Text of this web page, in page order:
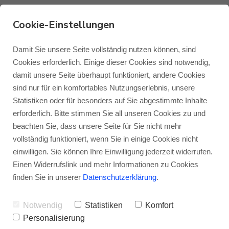
Monitor Audio
Monitor Audio Custom Install
Roksan
Blok
Blog Monitor Audio
Blog Roksan
Blog Blok
Blok STAX 2G 220
Ordentlich Platz für große Elektronik–
Das Modul Blok Stax 2G 220 ist das große
Modul aus der Stax 2G-Serie und bietet
eine nutzbare Fachhöhe von 22
Zentimetern und 48 Zentimeter nutzbare
Breite. Damit eignet sich das Modul perfekt
CD-Player und Streamer und stellt für
Cookie-Einstellungen
Damit Sie unsere Seite vollständig nutzen können, sind
Cookies erforderlich. Einige dieser Cookies sind notwendig,
damit unsere Seite überhaupt funktioniert, andere Cookies
sind nur für ein komfortables Nutzungserlebnis, unsere
Statistiken oder für besonders auf Sie abgestimmte Inhalte
erforderlich. Bitte stimmen Sie all unseren Cookies zu und
beachten Sie, dass unsere Seite für Sie nicht mehr
vollständig funktioniert, wenn Sie in einige Cookies nicht
einwilligen. Sie können Ihre Einwilligung jederzeit widerrufen.
Einen Widerrufslink und mehr Informationen zu Cookies
finden Sie in unserer Datenschutzerklärung.
Notwendig Statistiken
Komfort
Personalisierung